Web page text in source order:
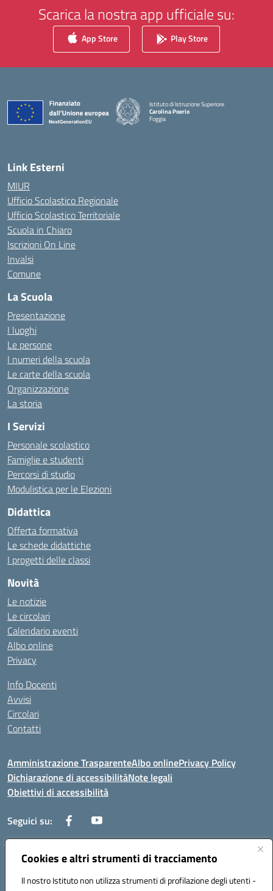
Cookies e altri strumenti di tracciamento
Il nostro Istituto non utilizza strumenti di profilazione degli utenti -
Scarica la nostra app ufficiale su:
App Store Play Store
Istituto di Istruzione Superiore
Carolina Poerio
Foggia
— Visita la pagina iniziale della scuola
Link Esterni
MIUR
Ufficio Scolastico Regionale
Ufficio Scolastico Territoriale
Scuola in Chiaro
Iscrizioni On Line
Invalsi
Comune
La Scuola
Presentazione
I luoghi
Le persone
I numeri della scuola
Le carte della scuola
Organizzazione
La storia
I Servizi
Personale scolastico
Famiglie e studenti
Percorsi di studio
Modulistica per le Elezioni
Didattica
Offerta formativa
Le schede didattiche
I progetti delle classi
Novità
Le notizie
Le circolari
Calendario eventi
Albo online
Privacy
Info Docenti
Avvisi
Circolari
Contatti
Amministrazione TrasparenteAlbo onlinePrivacy Policy
Dichiarazione di accessibilitàNote legali
Obiettivi di accessibilità
Seguici su:
Corso Roma, 1 71100 FOGGIA (FG)
Codice meccanografico: FGPM03000E